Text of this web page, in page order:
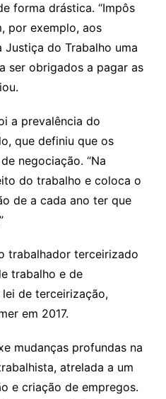
forma drástica. “Impôs
por exemplo, aos
do Trabalho uma
ser obrigados a pagar as
a prevalência do
que definiu que os
negociação. “Na
do trabalho e coloca o
de a cada ano ter que
trabalhador terceirizado
trabalho e de
de terceirização,
em 2017.
mudanças profundas na
atrelada a um
e criação de empregos.